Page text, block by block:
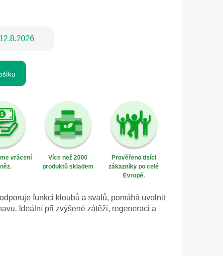
12.8.2026
vrácení
Více než 2000
produktů skladem
Prověřeno tisíci
zákazníky po celé
Evropě.
funkci kloubů a svalů, pomáhá uvolnit
Ideální při zvýšené zátěži, regeneraci a